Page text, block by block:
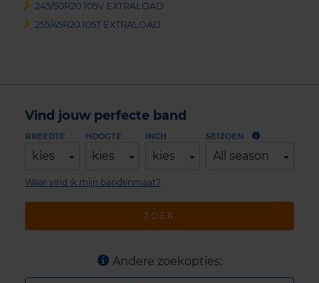
245/50R20 105V EXTRALOAD
255/45R20 105T EXTRALOAD
Vind jouw perfecte band
BREEDTE
kies
HOOGTE
kies
INCH
kies
SEIZOEN
All season
ZOEK
Waar vind ik mijn bandenmaat?
Andere zoekopties: